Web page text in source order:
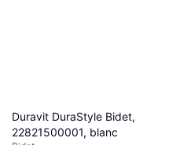
Duravit DuraStyle Bidet,
22821500001, blanc